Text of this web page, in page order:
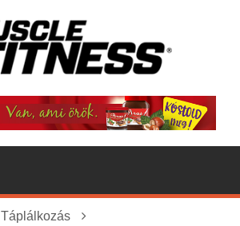
Táplálkozás